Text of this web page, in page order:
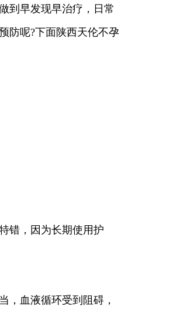
到早发现早治疗，日常
防呢?下面陕西天伦不孕
错，因为长期使用护
血液循环受到阻碍，